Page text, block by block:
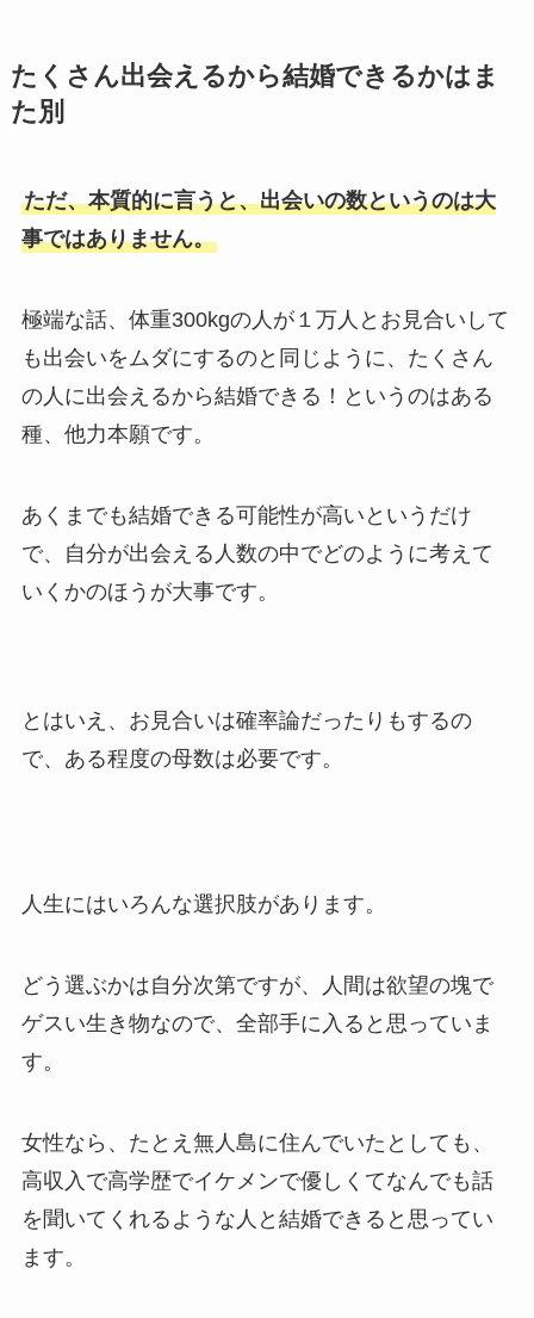
たくさん出会えるから結婚できるかはま
た別
ただ、本質的に言うと、出会いの数というのは大
事ではありません。
極端な話、体重300kgの人が１万人とお見合いして
も出会いをムダにするのと同じように、たくさん
の人に出会えるから結婚できる！というのはある
種、他力本願です。
あくまでも結婚できる可能性が高いというだけ
で、自分が出会える人数の中でどのように考えて
いくかのほうが大事です。
とはいえ、お見合いは確率論だったりもするの
で、ある程度の母数は必要です。
人生にはいろんな選択肢があります。
どう選ぶかは自分次第ですが、人間は欲望の塊で
ゲスい生き物なので、全部手に入ると思っていま
す。
女性なら、たとえ無人島に住んでいたとしても、
高収入で高学歴でイケメンで優しくてなんでも話
を聞いてくれるような人と結婚できると思ってい
ます。